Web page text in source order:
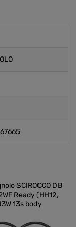
SCIROCCO DB
Ready (HH12,
13s body